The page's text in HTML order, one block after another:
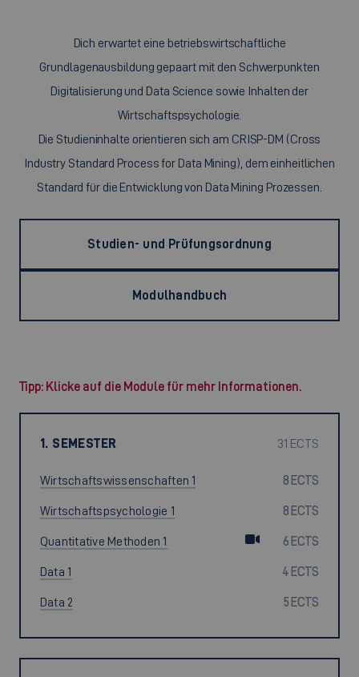
Dich erwartet eine betriebswirtschaftliche
Grundlagenausbildung gepaart mit den Schwerpunkten
Digitalisierung und Data Science sowie Inhalten der
Wirtschaftspsychologie.
Die Studieninhalte orientieren sich am CRISP-DM (Cross
Industry Standard Process for Data Mining), dem einheitlichen
Standard für die Entwicklung von Data Mining Prozessen.
Studien- und Prüfungsordnung
Modulhandbuch
Tipp: Klicke auf die Module für mehr Informationen.
1. SEMESTER 31 ECTS
Wirtschaftswissenschaften 1 8 ECTS
Wirtschaftspsychologie 1 8 ECTS
Quantitative Methoden 1 6 ECTS
Data 1 4 ECTS
Data 2 5 ECTS